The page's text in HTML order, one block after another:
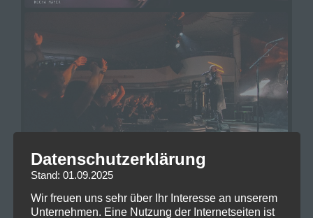
Datenschutzerklärung
Stand: 01.09.2025
Wir freuen uns sehr über Ihr Interesse an unserem
Unternehmen. Eine Nutzung der Internetseiten ist